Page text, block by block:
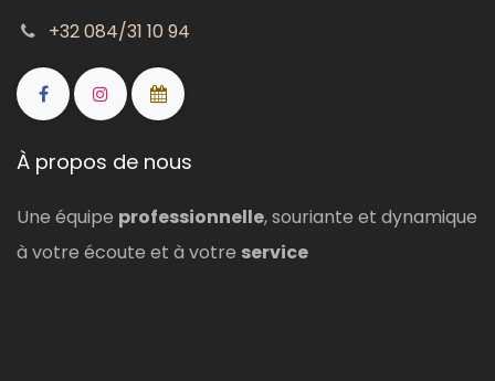
+32 084/31 10 94
À propos de nous
Une équipe professionnelle, souriante et dynamique
à votre écoute et à votre service